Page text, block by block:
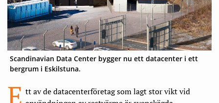
Scandinavian Data Center bygger nu ett datacenter i ett
bergrum i Eskilstuna.
tt av de datacenterföretag som lagt stor vikt vid